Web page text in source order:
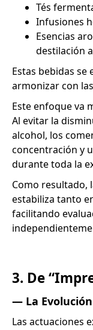
Tés
Infusiones
Esencias
destilación
Estas bebidas
armonizar con
Este enfoque va
Al evitar la
alcohol, los
concentración y
durante toda la
Como resultado,
estabiliza tanto
facilitando
3. De
— La
Las actuaciones